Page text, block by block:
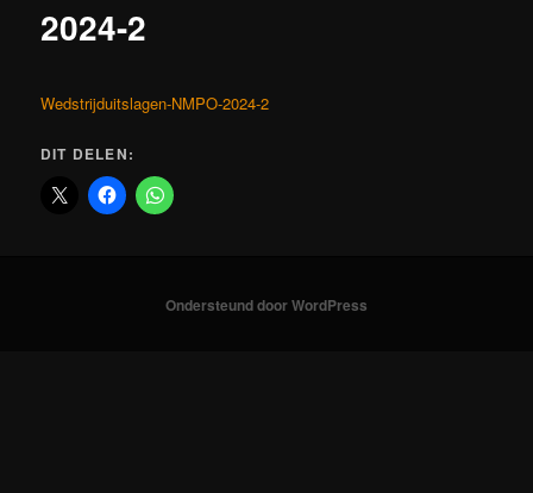
2024-2
Wedstrijduitslagen-NMPO-2024-2
DIT DELEN:
Ondersteund door WordPress